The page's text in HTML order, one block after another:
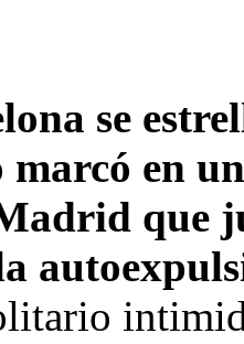
se
marcó en
que